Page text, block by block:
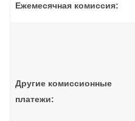
Ежемесячная комиссия:
Другие комиссионные
платежи: